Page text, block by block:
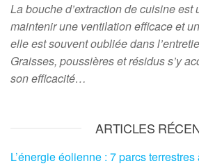
La bouche d’extraction de cuisine est
maintenir une ventilation efficace et
elle est souvent oubliée dans
Graisses, poussières et résidus s’y
son efficacité…
ARTICLES
L’énergie éolienne : 7 parcs